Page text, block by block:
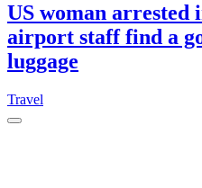
US woman arrested
airport staff find a
luggage
Travel